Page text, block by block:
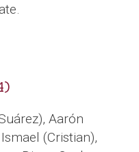
Aarón
(Cristian),